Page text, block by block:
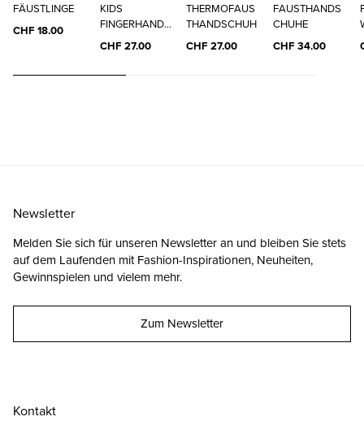
FÄUSTLINGE
CHF 18.00
KIDS
FINGERHANDS
CHUH
CHF 27.00
THERMOFAUS
THANDSCHUH
CHF 27.00
FAUSTHANDS
CHUHE
CHF 34.00
Kontakt
Newsletter
Melden Sie sich für unseren Newsletter an und bleiben Sie stets
auf dem Laufenden mit Fashion-Inspirationen, Neuheiten,
Gewinnspielen und vielem mehr.
Zum Newsletter